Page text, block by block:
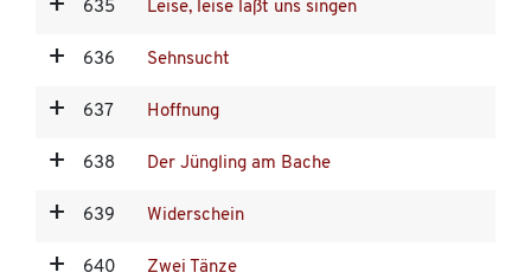
635 Leise, leise laßt uns singen
636 Sehnsucht
637 Hoffnung
638 Der Jüngling am Bache
639 Widerschein
640 Zwei Tänze